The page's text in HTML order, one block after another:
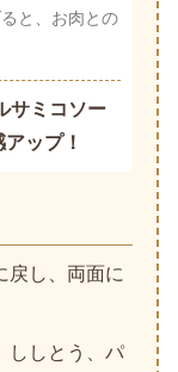
と、お肉との
サミコソー
ップ！
戻し、両面に
ししとう、パ